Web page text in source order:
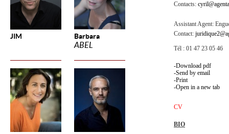
JIM Barbara
ABEL
Contacts:
Assistant Agent:
Contact:
Tél : 01 47 23 05 46
Download pdf
Send by email
Print
Open in a new tab
CV
BIO